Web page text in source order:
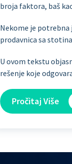
broja faktora, baš
Nekome je
prodavnica sa
U ovom tekstu
rešenje koje
Pročitaj Više